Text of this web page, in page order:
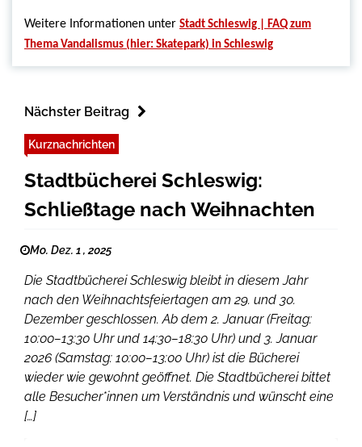
Weitere Informationen unter Stadt Schleswig | FAQ zum
Thema Vandalismus (hier: Skatepark) in Schleswig
Nächster Beitrag
Kurznachrichten
Stadtbücherei Schleswig:
Schließtage nach Weihnachten
Mo. Dez. 1 , 2025
Die Stadtbücherei Schleswig bleibt in diesem Jahr
nach den Weihnachtsfeiertagen am 29. und 30.
Dezember geschlossen. Ab dem 2. Januar (Freitag:
10:00–13:30 Uhr und 14:30–18:30 Uhr) und 3. Januar
2026 (Samstag: 10:00–13:00 Uhr) ist die Bücherei
wieder wie gewohnt geöffnet. Die Stadtbücherei bittet
alle Besucher*innen um Verständnis und wünscht eine
[…]